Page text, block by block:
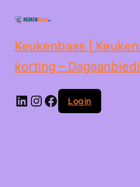
inhoud
Keukenbaas |
korting –
Login